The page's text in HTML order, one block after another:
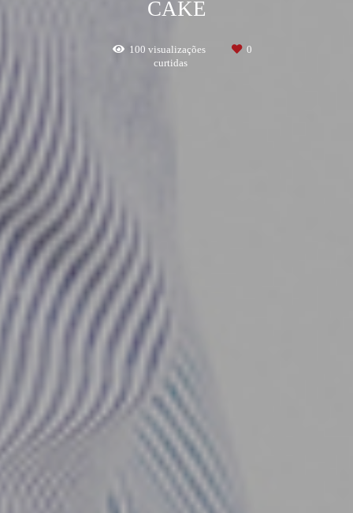
CAKE
100 visualizações
0
curtidas